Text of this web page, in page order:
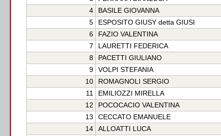
4
BASILE GIOVANNA
5
ESPOSITO GIUSY detta GIUSI
6
FAZIO VALENTINA
7
LAURETTI FEDERICA
8
PACETTI GIULIANO
9
VOLPI STEFANIA
10
ROMAGNOLI SERGIO
11
EMILIOZZI MIRELLA
12
POCOCACIO VALENTINA
13
CECCATO EMANUELE
14
ALLOATTI LUCA